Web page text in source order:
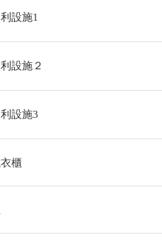
設施1
設施２
設施3
櫃